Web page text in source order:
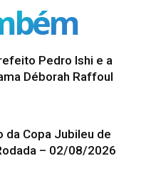
Pedro Ishi e a
Déborah Raffoul
da Copa Jubileu de
– 02/08/2026